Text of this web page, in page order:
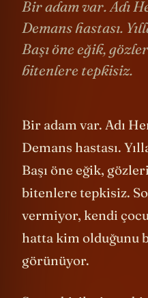
Bir adam var. Adı
Demans hastası.
Başı öne eğik,
bitenlere tepkisiz.
Bir adam var. Adı
Demans hastası.
Başı öne eğik,
bitenlere tepkisiz.
vermiyor, kendi
hatta kim olduğunu
görünüyor.